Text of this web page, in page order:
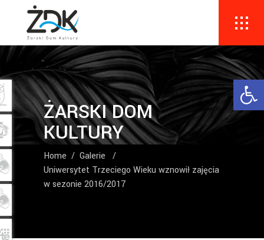
ŻARSKI DOM
KULTURY
Home / Galerie
/
Uniwersytet Trzeciego Wieku wznowił zajęcia
w sezonie 2016/2017